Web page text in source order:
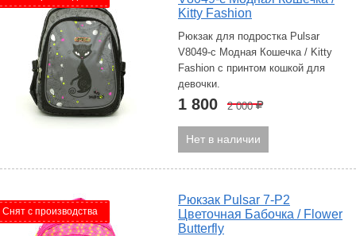
Kitty Fashion
Рюкзак для подростка Pulsar
V8049-с Модная Кошечка / Kitty
Fashion с принтом кошкой для
девочки.
1 800 2 000Р
Нет в наличии
Снят с производства
Рюкзак Pulsar 7-P2
Цветочная Бабочка / Flower
Butterfly